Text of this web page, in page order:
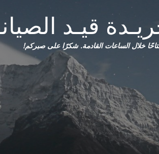
قيـد
خلال الساعات القادمة. شكرًا على صبركم!